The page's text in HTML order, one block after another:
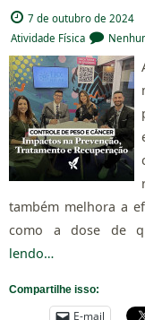
7 de outubro de 2024
Atividade Física
também melhora a
como a dose de
lendo…
Compartilhe isso:
E-mail